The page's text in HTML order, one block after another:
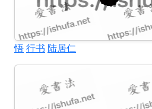
悟行书 陆居仁